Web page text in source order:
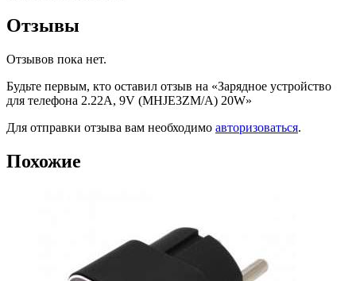
Отзывы
Отзывов пока нет.
Будьте первым, кто оставил отзыв на «Зарядное устройство
для телефона 2.22A, 9V (MHJE3ZM/A) 20W»
Для отправки отзыва вам необходимо авторизоваться.
Похожие